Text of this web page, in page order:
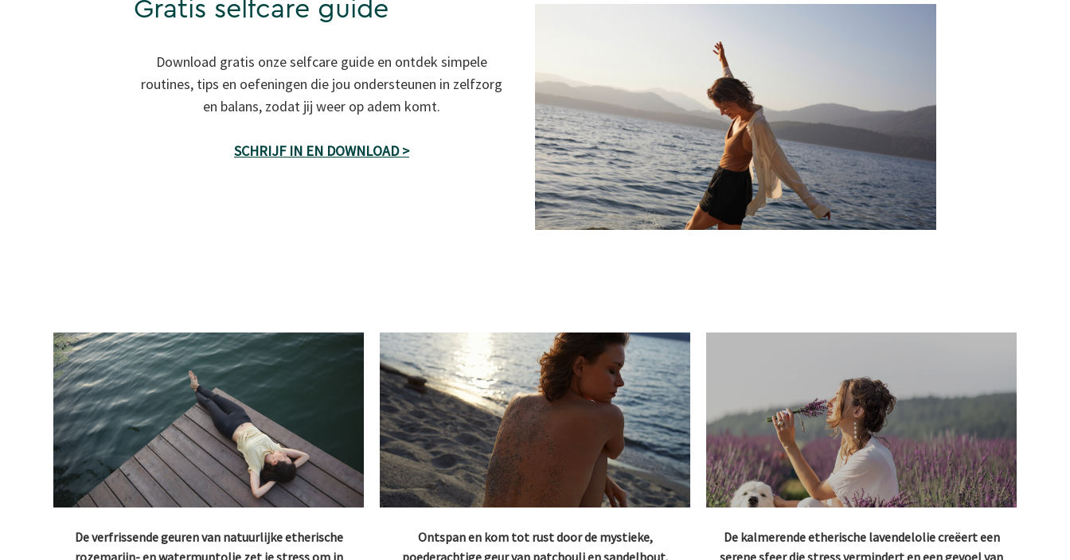
Gratis selfcare guide
Download gratis onze selfcare guide en ontdek simpele
routines, tips en oefeningen die jou ondersteunen in zelfzorg
en balans, zodat jij weer op adem komt.
SCHRIJF IN EN DOWNLOAD >
De verfrissende geuren van natuurlijke etherische
Ontspan en kom tot rust door de mystieke,
De kalmerende etherische lavendelolie creëert een